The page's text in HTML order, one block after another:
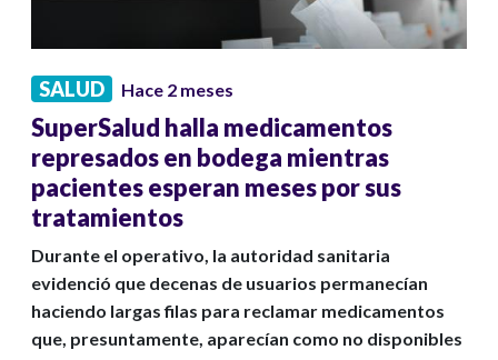
SALUD Hace 2 meses
SuperSalud halla medicamentos
represados en bodega mientras
pacientes esperan meses por sus
tratamientos
Durante el operativo, la autoridad sanitaria
evidenció que decenas de usuarios permanecían
haciendo largas filas para reclamar medicamentos
que, presuntamente, aparecían como no disponibles